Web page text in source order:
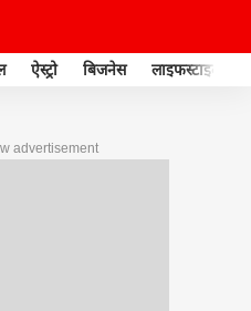
ऐस्ट्रो बिजनेस लाइफस्टाइल
advertisement